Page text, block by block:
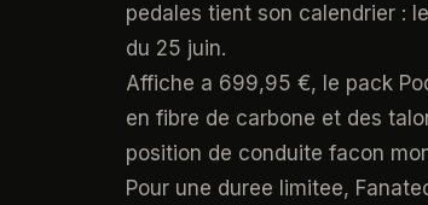
pedales tient son calendrier :
du 25 juin.
Affiche a 699,95 €, le pack
en fibre de carbone et des
position de conduite facon
Pour une duree limitee,